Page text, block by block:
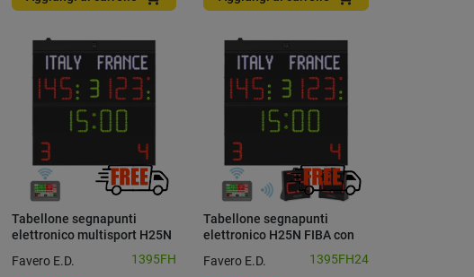
Tabellone segnapunti
elettronico multisport H25N
omologato FIBA con console
Favero E.D. 1395FH
Tabellone segnapunti
elettronico H25N FIBA con
console e pannelli 24
secondi
Favero E.D. 1395FH24